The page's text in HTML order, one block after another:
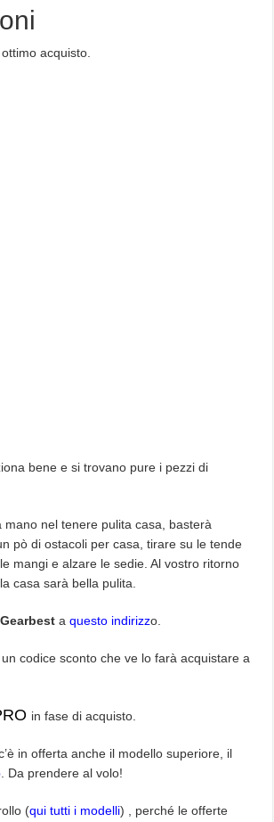
acquisto.
bene e si trovano pure i pezzi di
mano nel tenere pulita casa, basterà
pò di ostacoli per casa, tirare su le tende
mangi e alzare le sedie. Al vostro ritorno
casa sarà bella pulita.
Gearbest aquesto indirizzo.
un codice sconto che ve lo farà acquistare a
in fase di acquisto.
in offerta anche il modello superiore, il
. Da prendere al volo!
(qui tutti i modelli) , perché le offerte